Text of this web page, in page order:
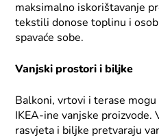
maksimalno iskorištavanje
tekstili donose toplinu i
spavaće sobe.
Vanjski prostori i biljke
Balkoni, vrtovi i terase mogu
IKEA-ine vanjske
rasvjeta i biljke pretvaraju